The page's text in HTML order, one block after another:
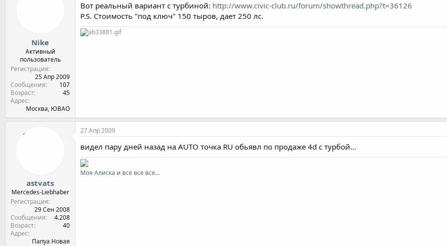
Nikе
Активный
пользователь
Регистрация
25 Апр 2009
Сообщения
107
Возраст
45
Адрес
Москва, ЮВАО
Вот реальный вариант с турбиной: http://www.civic-club.ru/forum/showthread.php?t=36126
P.S. Стоимость "под ключ" 150 тыров, дает 250 лс.
astvats
Mercedes-Liebhaber
Регистрация
29 Сен 2008
Сообщения
4.208
Возраст
40
Адрес
Папуа Новая
27 Апр 2009
видел пару дней назад на AUTO точка RU обьявл по продаже 4d с турбой...
Моя Алиска и все все все...